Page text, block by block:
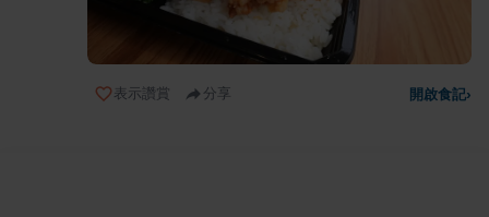
表示讚賞 分享 開啟食記›